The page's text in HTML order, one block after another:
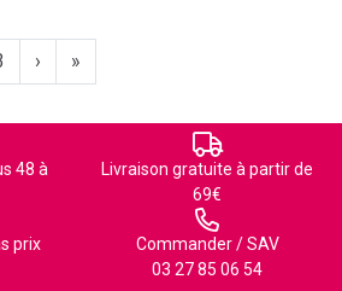
› »
48 à
Livraison gratuite à partir de
69€
prix
Commander / SAV
03 27 85 06 54